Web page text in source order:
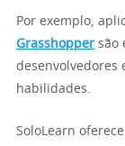
Por exemplo,
Grasshopper são
desenvolvedores
habilidades.
SoloLearn